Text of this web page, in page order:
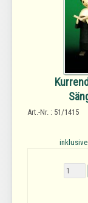
Art.-Nr. : 51/1415